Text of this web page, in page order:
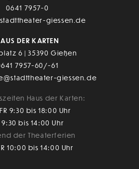
0641 7957-0
giessen.de
DER KARTEN
6 | 35390 Gießen
7957-60/-61
giessen.de
Haus der Karten:
9:30 bis 18:00 Uhr
9:30 bis 14:00 Uhr
der Theaterferien
10:00 bis 14:00 Uhr